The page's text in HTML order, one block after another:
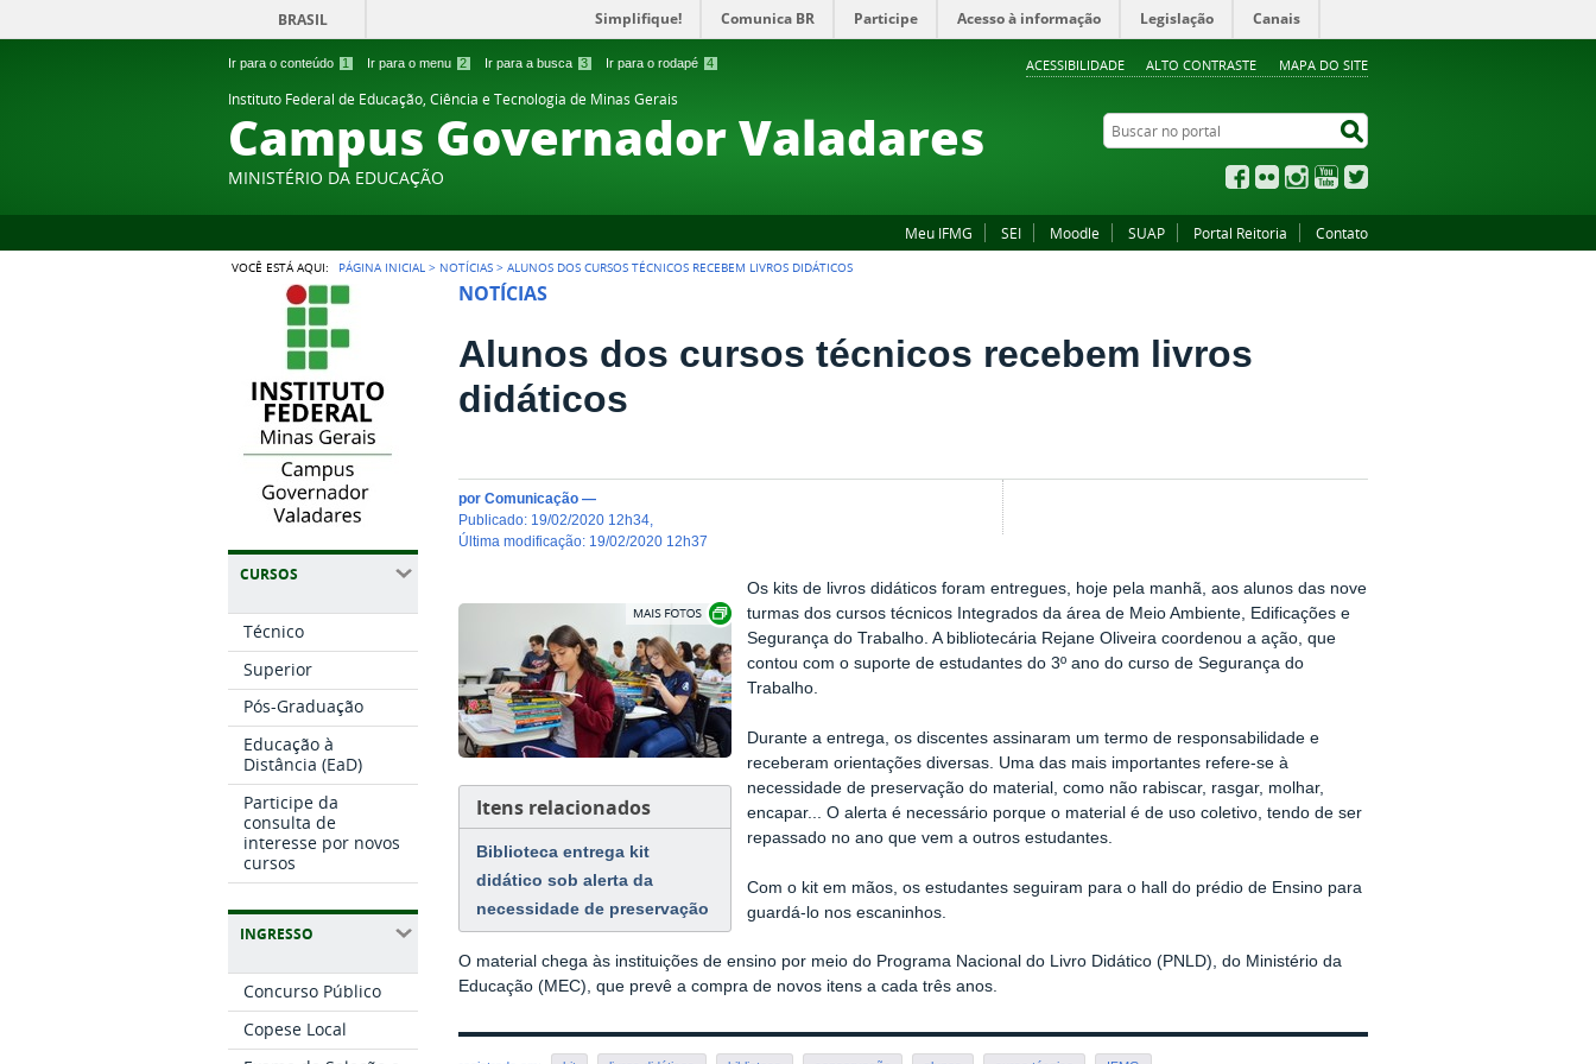
Ir para o conteúdo 1 Ir para o menu 2 Ir para a busca 3 Ir para o rodapé 4 ACESSIBILIDADE ALTO CONTRASTE MAPA DO SITE
BRASIL Simplifique! Comunica BR Participe Acesso à informação Legislação Canais
Instituto Federal de Educação, Ciência e Tecnologia de Minas Gerais
Campus Governador Valadares
MINISTÉRIO DA EDUCAÇÃO
Buscar no portal
Facebook
Flickr InstagramYouTube
Meu IFMG SEI Moodle SUAP Portal Reitoria Contato
VOCÊ ESTÁ AQUI: PÁGINA INICIAL > NOTÍCIAS >ALUNOS DOS CURSOS TÉCNICOS RECEBEM LIVROS DIDÁTICOS
CURSOS
Técnico
Superior
Pós-Graduação
Educação à
Distância (EaD)
Participe da
consulta de
interesse por novos
cursos
INGRESSO
Concurso Público
Copese Local
NOTÍCIAS
Alunos dos cursos técnicos recebem livros
didáticos
porComunicação —
publicado: 19/02/2020 12h34
última modificação: 19/02/2020 12h37
Exibir carrossel de imagens
Itens relacionados
Biblioteca entrega kit
didático sob alerta da
necessidade de preservação
Os kits de livros didáticos foram entregues, hoje pela manhã, aos alunos das nove
turmas dos cursos técnicos Integrados da área de Meio Ambiente, Edificações e
Segurança do Trabalho. A bibliotecária Rejane Oliveira coordenou a ação, que
contou com o suporte de estudantes do 3º ano do curso de Segurança do
Trabalho.
Durante a entrega, os discentes assinaram um termo de responsabilidade e
receberam orientações diversas. Uma das mais importantes refere-se à
necessidade de preservação do material, como não rabiscar, rasgar, molhar,
encapar... O alerta é necessário porque o material é de uso coletivo, tendo de ser
repassado no ano que vem a outros estudantes.
Com o kit em mãos, os estudantes seguiram para o hall do prédio de Ensino para
guardá-lo nos escaninhos.
O material chega às instituições de ensino por meio do Programa Nacional do Livro Didático (PNLD), do Ministério da
Educação (MEC), que prevê a compra de novos itens a cada três anos.